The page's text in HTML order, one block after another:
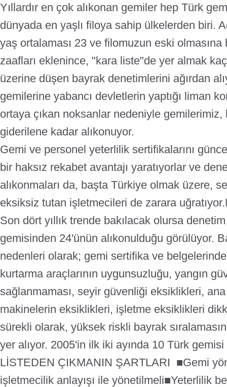
Yıllardır en çok alıkonan gemiler hep Türk
dünyada en yaşlı filoya sahip ülkelerden biri.
yaş ortalaması 23 ve filomuzun eski
zaafları eklenince, "kara liste"de yer almak
üzerine düşen bayrak denetimlerini ağırdan
gemilerine yabancı devletlerin yaptığı liman
ortaya çıkan noksanlar nedeniyle
giderilene kadar alıkonuyor.
Gemi ve personel yeterlilik sertifikalarını
bir haksız rekabet avantajı yaratıyorlar ve
alıkonmaları da, başta Türkiye olmak üzere,
eksiksiz tutan işletmecileri de zarara uğratıyor.
Son dört yıllık trende bakılacak olursa
gemisinden 24'ünün alıkonulduğu görülüyor.
nedenleri olarak; gemi sertifika ve
kurtarma araçlarının uygunsuzluğu, yangın
sağlanmaması, seyir güvenliği eksiklikleri, ana
makinelerin eksiklikleri, işletme eksiklikleri
sürekli olarak, yüksek riskli bayrak
yer alıyor. 2005'in ilk iki ayında 10 Türk
LİSTEDEN ÇIKMANIN ŞARTLARI ■Gemi
işletmecilik anlayışı ile yönetilmeli■Yeterlilik